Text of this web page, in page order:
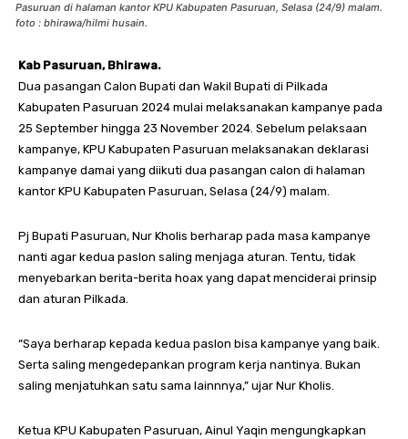
Pasuruan di halaman kantor KPU Kabupaten Pasuruan, Selasa (24/9) malam.
foto : bhirawa/hilmi husain.
Kab Pasuruan, Bhirawa.
Dua pasangan Calon Bupati dan Wakil Bupati di Pilkada
Kabupaten Pasuruan 2024 mulai melaksanakan kampanye pada
25 September hingga 23 November 2024. Sebelum pelaksaan
kampanye, KPU Kabupaten Pasuruan melaksanakan deklarasi
kampanye damai yang diikuti dua pasangan calon di halaman
kantor KPU Kabupaten Pasuruan, Selasa (24/9) malam.
Pj Bupati Pasuruan, Nur Kholis berharap pada masa kampanye
nanti agar kedua paslon saling menjaga aturan. Tentu, tidak
menyebarkan berita-berita hoax yang dapat menciderai prinsip
dan aturan Pilkada.
“Saya berharap kepada kedua paslon bisa kampanye yang baik.
Serta saling mengedepankan program kerja nantinya. Bukan
saling menjatuhkan satu sama lainnnya,” ujar Nur Kholis.
Ketua KPU Kabupaten Pasuruan, Ainul Yaqin mengungkapkan